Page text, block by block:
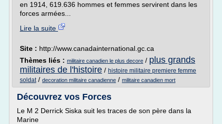
en 1914, 619.636 hommes et femmes servirent dans les
forces armées...
Lire la suite
Site : http://www.canadainternational.gc.ca
Thèmes liés : militaire canadien le plus decore / plus grands
militaires de l'histoire / histoire militaire premiere femme
soldat/ decoration militaire canadienne / militaire canadien mort
Découvrez vos Forces
Le M 2 Derrick Siska suit les traces de son père dans la
Marine